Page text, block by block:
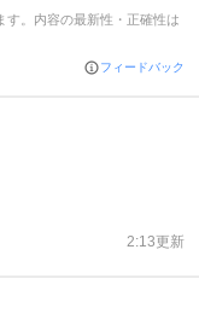
す。内容の最新性・正確性は
フィードバック
2:13更新